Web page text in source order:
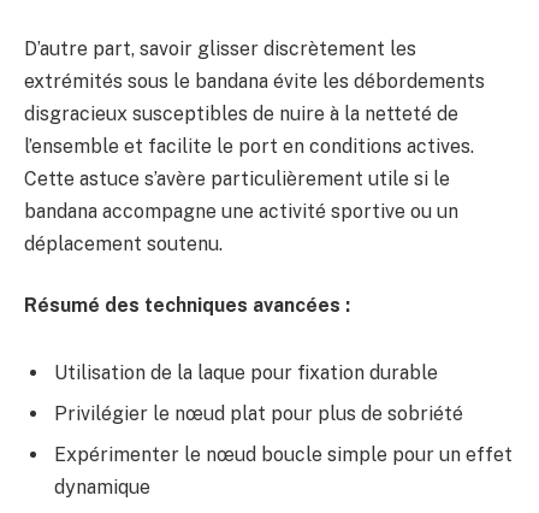
D’autre part, savoir glisser discrètement les
extrémités sous le bandana évite les débordements
disgracieux susceptibles de nuire à la netteté de
l’ensemble et facilite le port en conditions actives.
Cette astuce s’avère particulièrement utile si le
bandana accompagne une activité sportive ou un
déplacement soutenu.
Résumé des techniques avancées :
Utilisation de la laque pour fixation durable
Privilégier le nœud plat pour plus de sobriété
Expérimenter le nœud boucle simple pour un effet
dynamique